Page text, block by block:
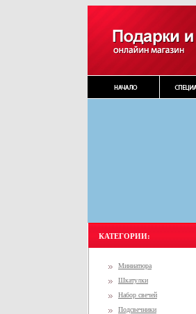
КАТЕГОРИИ:
Миниатюра
Шкатулки
Набор свечей
Подсвечники